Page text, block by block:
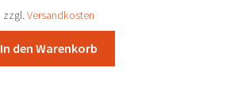
26,88 €
zzgl. Versandkosten
In den Warenkorb